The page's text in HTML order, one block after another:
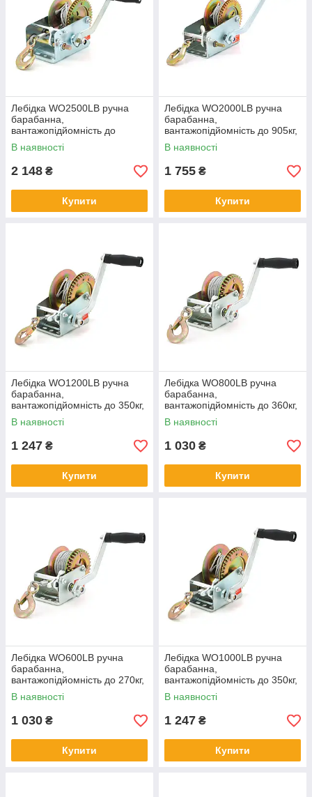
Лебідка WO2500LB ручна
барабанна,
вантажопідйомність до
1130кг, довжина троса 7м
В наявності
2 148 ₴
Купити
Лебідка WO2000LB ручна
барабанна,
вантажопідйомність до 905кг,
довжина троса 7м
В наявності
1 755 ₴
Купити
Лебідка WO1200LB ручна
барабанна,
вантажопідйомність до 350кг,
довжина троса 7м
В наявності
1 247 ₴
Купити
Лебідка WO800LB ручна
барабанна,
вантажопідйомність до 360кг,
довжина троса 7м
В наявності
1 030 ₴
Купити
Лебідка WO600LB ручна
барабанна,
вантажопідйомність до 270кг,
довжина троса 7м
В наявності
1 030 ₴
Купити
Лебідка WO1000LB ручна
барабанна,
вантажопідйомність до 350кг,
довжина троса 7м
В наявності
1 247 ₴
Купити